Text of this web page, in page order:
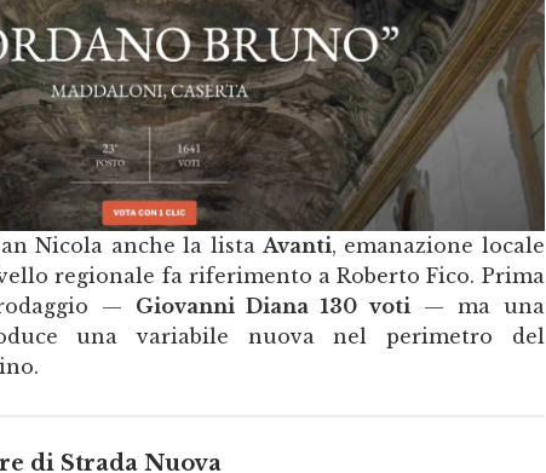
Nicola anche la lista Avanti, emanazione locale
regionale fa riferimento a Roberto Fico. Prima
— Giovanni Diana 130 voti — ma una
una variabile nuova nel perimetro del
di Strada Nuova